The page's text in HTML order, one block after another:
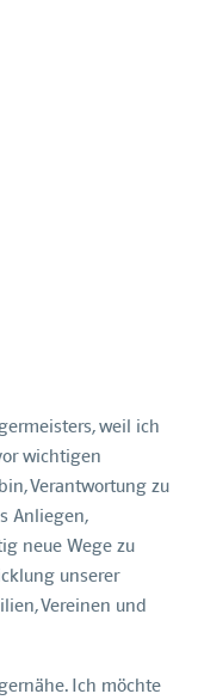
weil ich
wichtigen
Verantwortung zu
Anliegen,
neue Wege zu
unserer
Vereinen und
Ich möchte